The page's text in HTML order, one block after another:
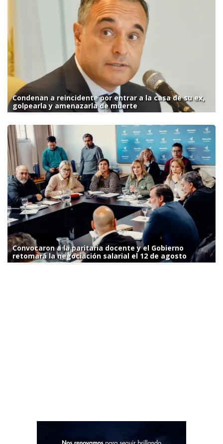
Condenan a reincidente por entrar a la casa de su ex,
golpearla y amenazarla de muerte
Convocaron a la paritaria docente y el Gobierno
retomará la negociación salarial el 12 de agosto